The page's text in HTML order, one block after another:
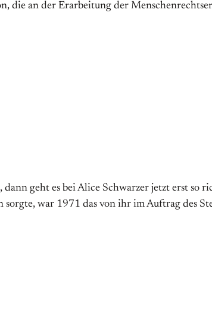
die an der Erarbeitung der
dann geht es bei Alice Schwarzer jetzt erst
sorgte, war 1971 das von ihr im Auftrag des